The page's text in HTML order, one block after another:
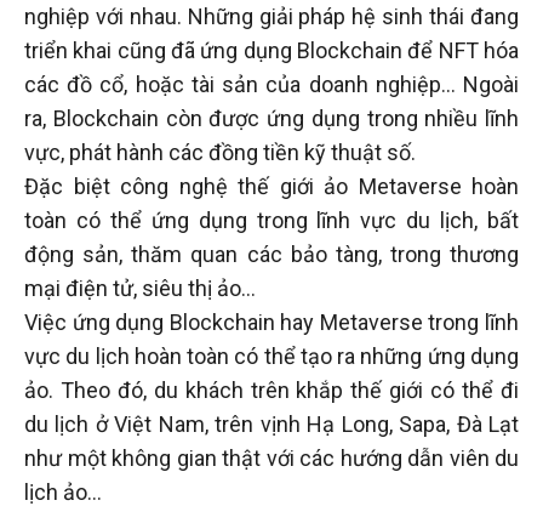
nghiệp với nhau. Những giải pháp hệ sinh thái đang
triển khai cũng đã ứng dụng Blockchain để NFT hóa
các đồ cổ, hoặc tài sản của doanh nghiệp… Ngoài
ra, Blockchain còn được ứng dụng trong nhiều lĩnh
vực, phát hành các đồng tiền kỹ thuật số.
Đặc biệt công nghệ thế giới ảo Metaverse hoàn
toàn có thể ứng dụng trong lĩnh vực du lịch, bất
động sản, thăm quan các bảo tàng, trong thương
mại điện tử, siêu thị ảo...
Việc ứng dụng Blockchain hay Metaverse trong lĩnh
vực du lịch hoàn toàn có thể tạo ra những ứng dụng
ảo. Theo đó, du khách trên khắp thế giới có thể đi
du lịch ở Việt Nam, trên vịnh Hạ Long, Sapa, Đà Lạt
như một không gian thật với các hướng dẫn viên du
lịch ảo…